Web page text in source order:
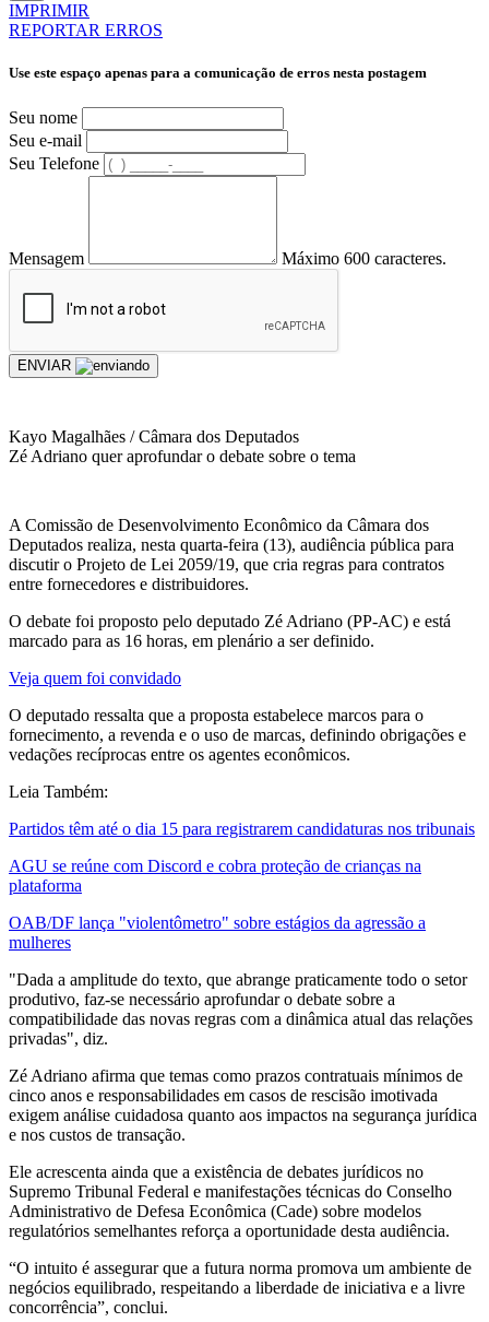
IMPRIMIR
REPORTAR ERROS
Use este espaço apenas para a comunicação de erros nesta postagem
Seu nome
Seu e-mail
Seu Telefone
Mensagem Máximo 600 caracteres.
ENVIAR
Kayo Magalhães / Câmara dos Deputados
Zé Adriano quer aprofundar o debate sobre o tema
A Comissão de Desenvolvimento Econômico da Câmara dos
Deputados realiza, nesta quarta-feira (13), audiência pública para
discutir o Projeto de Lei 2059/19, que cria regras para contratos
entre fornecedores e distribuidores.
O debate foi proposto pelo deputado Zé Adriano (PP-AC) e está
marcado para as 16 horas, em plenário a ser definido.
Veja quem foi convidado
O deputado ressalta que a proposta estabelece marcos para o
fornecimento, a revenda e o uso de marcas, definindo obrigações e
vedações recíprocas entre os agentes econômicos.
Leia Também:
Partidos têm até o dia 15 para registrarem candidaturas nos tribunais
AGU se reúne com Discord e cobra proteção de crianças na
plataforma
OAB/DF lança "violentômetro" sobre estágios da agressão a
mulheres
"Dada a amplitude do texto, que abrange praticamente todo o setor
produtivo, faz-se necessário aprofundar o debate sobre a
compatibilidade das novas regras com a dinâmica atual das relações
privadas", diz.
Zé Adriano afirma que temas como prazos contratuais mínimos de
cinco anos e responsabilidades em casos de rescisão imotivada
exigem análise cuidadosa quanto aos impactos na segurança jurídica
e nos custos de transação.
Ele acrescenta ainda que a existência de debates jurídicos no
Supremo Tribunal Federal e manifestações técnicas do Conselho
Administrativo de Defesa Econômica (Cade) sobre modelos
regulatórios semelhantes reforça a oportunidade desta audiência.
“O intuito é assegurar que a futura norma promova um ambiente de
negócios equilibrado, respeitando a liberdade de iniciativa e a livre
concorrência”, conclui.